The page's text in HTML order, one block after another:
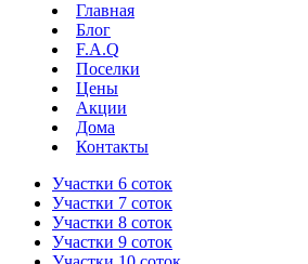
Главная
Блог
F.A.Q
Поселки
Цены
Акции
Дома
Контакты
Участки 6 соток
Участки 7 соток
Участки 8 соток
Участки 9 соток